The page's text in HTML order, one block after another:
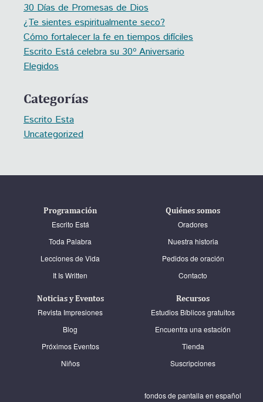
30 Días de Promesas de Dios
¿Te sientes espiritualmente seco?
Cómo fortalecer la fe en tiempos difíciles
Escrito Está celebra su 30º Aniversario
Elegidos
Categorías
Escrito Esta
Uncategorized
Programación
Escrito Está
Toda Palabra
Lecciones de Vida
It Is Written
Quiénes somos
Oradores
Nuestra historia
Pedidos de oración
Contacto
Noticias y Eventos
Revista Impresiones
Blog
Próximos Eventos
Niños
Recursos
Estudios Bíblicos gratuitos
Encuentra una estación
Tienda
Suscripciones
fondos de pantalla en español